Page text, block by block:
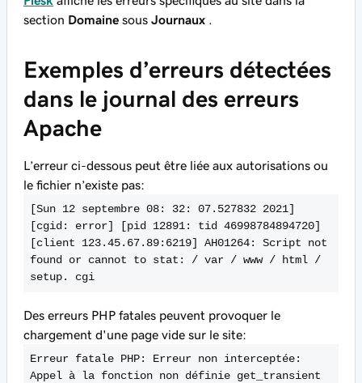
section Domaine sous Journaux
Exemples d’erreurs détectées
dans le journal des erreurs
Apache
L’erreur ci-dessous peut être liée aux autorisations ou
le fichier n’existe pas:
[Sun 12 septembre 08: 32: 07.527832 2021]
[cgid: error] [pid 12891: tid 46998784894720]
[client 123.45.67.89:6219] AH01264: Script not
found or cannot to stat: / var / www / html /
setup. cgi
Des erreurs PHP fatales peuvent provoquer le
chargement d'une page vide sur le site:
Erreur fatale PHP: Erreur non interceptée:
Appel à la fonction non définie get_transient